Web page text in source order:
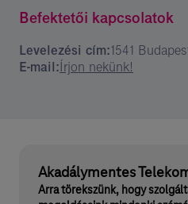
Befektetői kapcsolatok
Levelezési cím:1541
E-mail:Írjon nekünk!
Akadálymentes
Arra törekszünk, hogy